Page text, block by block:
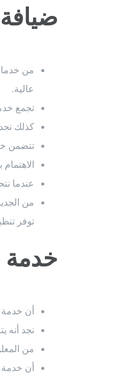
من
عالية.
تجمع
كذلك
تتضمن
عندما
من
توفر
خدمة
أن خدمة
نجد أنه
من
أن خدمة